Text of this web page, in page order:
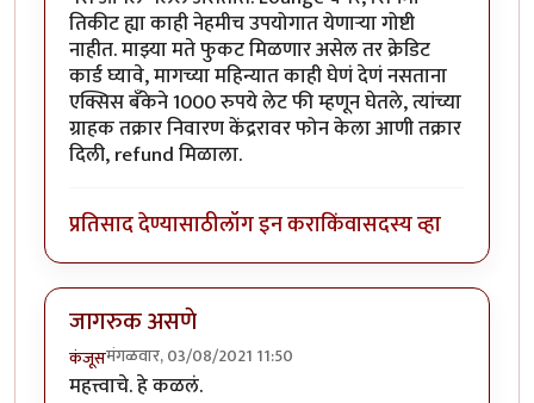
तिकीट ह्या काही नेहमीच उपयोगात येणाऱ्या गोष्टी
नाहीत. माझ्या मते फुकट मिळणार असेल तर क्रेडिट
कार्ड घ्यावे, मागच्या महिन्यात काही घेणं देणं नसताना
एक्सिस बँकेने 1000 रुपये लेट फी म्हणून घेतले, त्यांच्या
ग्राहक तक्रार निवारण केंद्ररावर फोन केला आणी तक्रार
दिली, refund मिळाला.
प्रतिसाद देण्यासाठीलॉग इन कराकिंवासदस्य व्हा
जागरुक असणे
कंजूसमंगळवार, 03/08/2021 11:50
महत्त्वाचे. हे कळलं.